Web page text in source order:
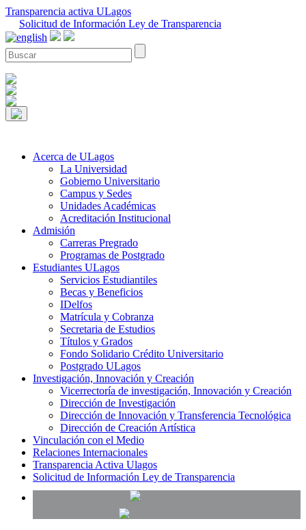
Transparencia activa ULagos
Solicitud de Información Ley de Transparencia
Acerca de ULagos
La Universidad
Gobierno Universitario
Campus y Sedes
Unidades Académicas
Acreditación Institucional
Admisión
Carreras Pregrado
Programas de Postgrado
Estudiantes ULagos
Servicios Estudiantiles
Becas y Beneficios
IDelfos
Matrícula y Cobranza
Secretaria de Estudios
Títulos y Grados
Fondo Solidario Crédito Universitario
Postgrado ULagos
Investigación, Innovación y Creación
Vicerrectoría de investigación, Innovación y Creación
Dirección de Investigación
Dirección de Innovación y Transferencia Tecnológica
Dirección de Creación Artística
Vinculación con el Medio
Relaciones Internacionales
Transparencia Activa Ulagos
Solicitud de Información Ley de Transparencia